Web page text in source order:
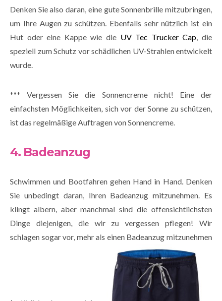
Denken Sie also daran, eine gute Sonnenbrille mitzubringen,
um Ihre Augen zu schützen. Ebenfalls sehr nützlich ist ein
Hut oder eine Kappe wie die UV Tec Trucker Cap, die
speziell zum Schutz vor schädlichen UV-Strahlen entwickelt
wurde.
*** Vergessen Sie die Sonnencreme nicht! Eine der
einfachsten Möglichkeiten, sich vor der Sonne zu schützen,
ist das regelmäßige Auftragen von Sonnencreme.
4. Badeanzug
Schwimmen und Bootfahren gehen Hand in Hand. Denken
Sie unbedingt daran, Ihren Badeanzug mitzunehmen. Es
klingt albern, aber manchmal sind die offensichtlichsten
Dinge diejenigen, die wir zu vergessen pflegen! Wir
schlagen sogar vor, mehr als einen Badeanzug mitzunehmen